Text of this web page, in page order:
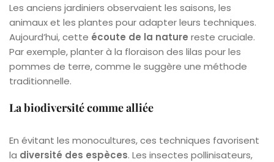
Les anciens jardiniers observaient les saisons, les
animaux et les plantes pour adapter leurs techniques.
Aujourd’hui, cette écoute de la nature reste cruciale.
Par exemple, planter à la floraison des lilas pour les
pommes de terre, comme le suggère une méthode
traditionnelle.
La biodiversité comme alliée
En évitant les monocultures, ces techniques favorisent
la diversité des espèces. Les insectes pollinisateurs,